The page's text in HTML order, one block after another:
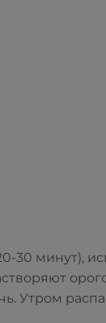
30 минут),
Утром